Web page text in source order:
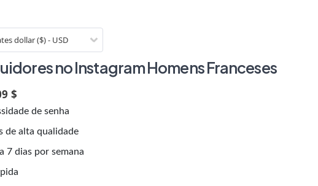
dollar ($) - USD
no Instagram Homens Franceses
$
de senha
de alta qualidade
7 dias por semana